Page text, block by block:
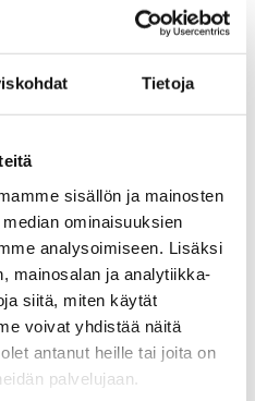
Tietoja
sisällön ja mainosten
ominaisuuksien
analysoimiseen. Lisäksi
mainosalan ja analytiikka-
siitä, miten käytät
voivat yhdistää näitä
antanut heille tai joita on
palvelujaan.
Perjantaina
viimevuoden tapaan
luvassa hieman
sillä tämäkin tullaan
kertaa
Seuraa kisan kuulumisia
3625341287721765
tapaan voit